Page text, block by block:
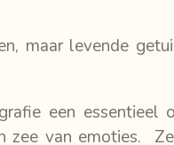
maar levende
een
zee van emoties.